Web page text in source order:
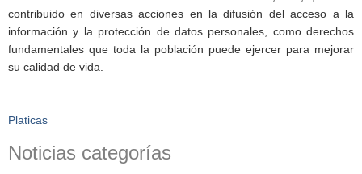
contribuido en diversas acciones en la difusión del acceso a la
información y la protección de datos personales, como derechos
fundamentales que toda la población puede ejercer para mejorar
su calidad de vida.
Platicas
Noticias categorías